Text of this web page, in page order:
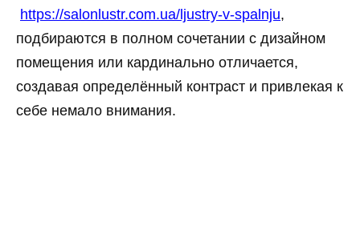
https://salonlustr.com.ua/ljustry-v-spalnju,
подбираются в полном сочетании с дизайном
помещения или кардинально отличается,
создавая определённый контраст и привлекая к
себе немало внимания.